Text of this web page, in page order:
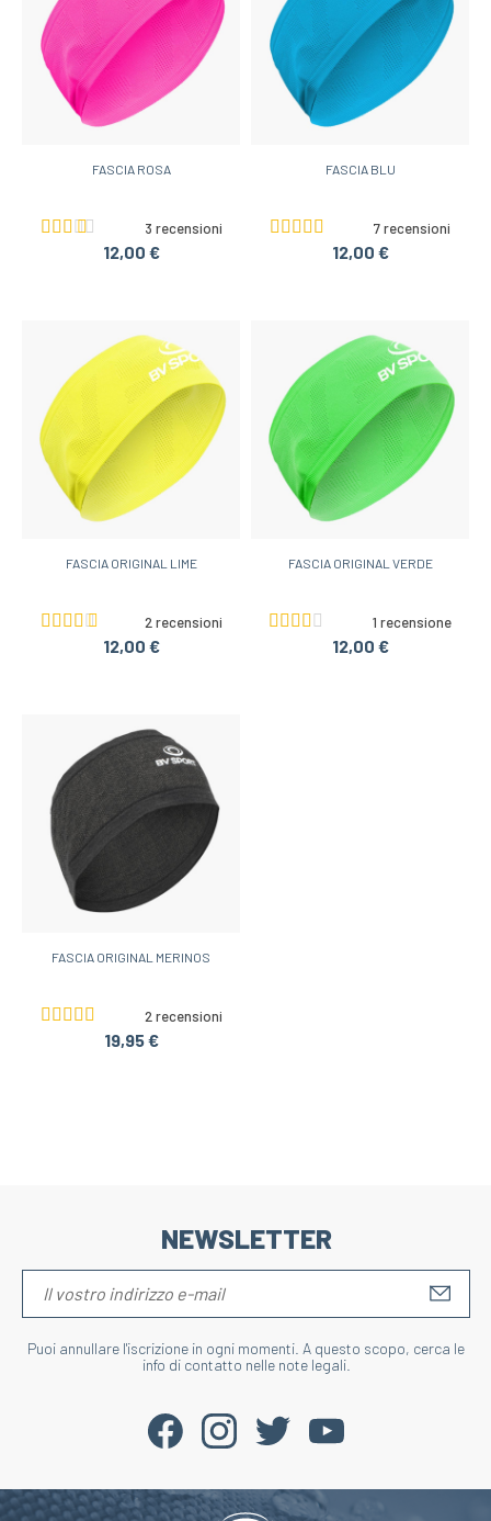
FASCIA ROSA
3 recensioni
12,00 €
FASCIA BLU
7 recensioni
12,00 €
FASCIA ORIGINAL LIME
2 recensioni
12,00 €
FASCIA ORIGINAL VERDE
1 recensione
12,00 €
FASCIA ORIGINAL MERINOS
2 recensioni
19,95 €
NEWSLETTER
Puoi annullare l'iscrizione in ogni momenti. A questo scopo, cerca le
info di contatto nelle note legali.